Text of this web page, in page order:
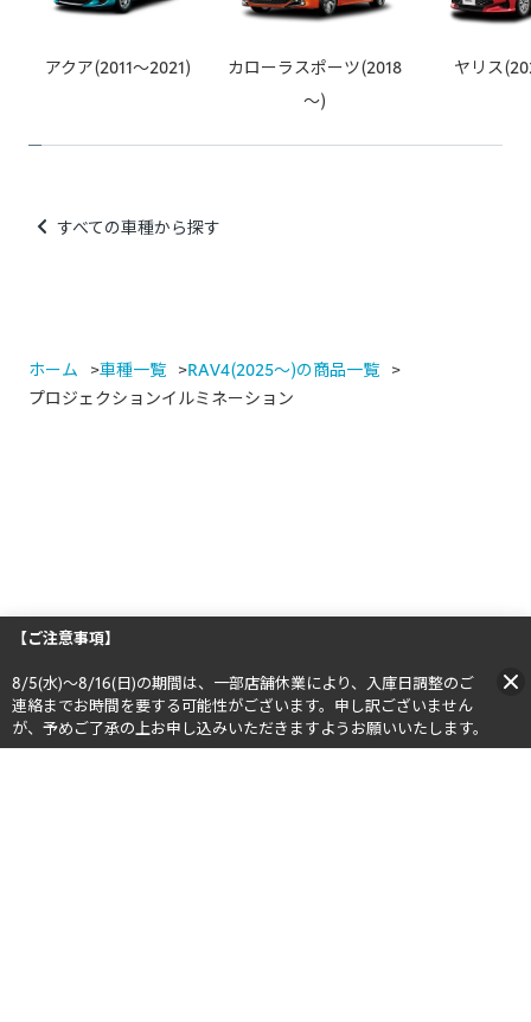
（テレビキャンセラー、パワーバックドアオープンキット等）
例：カー用品店でのスピーカー取り付け、社外品の安全装備取
アクア(2011～2021)
カローラスポーツ(2018
～)
ヤリス
すべての車種から探す
ホーム 車種一覧
RAV4(2025～)の商品一覧
プロジェクションイルミネーション
【ご注意事項】
8/5(水)～8/16(日)の期間は、一部店舗休業により、入庫日調整のご
連絡までお時間を要する可能性がございます。申し訳ございません
が、予めご了承の上お申し込みいただきますようお願いいたします。​​